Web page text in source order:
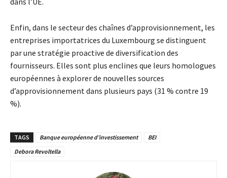
Enfin, dans le secteur des chaînes d’approvisionnement, les
entreprises importatrices du Luxembourg se distinguent
par une stratégie proactive de diversification des
fournisseurs. Elles sont plus enclines que leurs homologues
européennes à explorer de nouvelles sources
d’approvisionnement dans plusieurs pays (31 % contre 19
%).
TAGS Banque européenne d’investissement
BEI
Debora Revoltella